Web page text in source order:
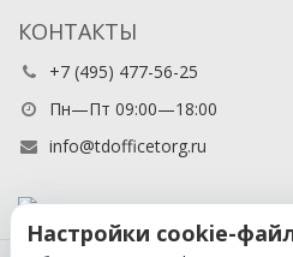
КОНТАКТЫ
+7 (495) 477-56-25
Пн—Пт 09:00—18:00
info@tdofficetorg.ru
Настройки cookie-